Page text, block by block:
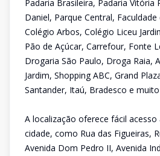
Padaria Brasileira, Padaria Vitória
Daniel, Parque Central,
Colégio Arbos, Colégio Liceu
Pão de Açúcar, Carrefour, Fonte
Drogaria São Paulo, Droga Raia,
Jardim, Shopping ABC, Grand
Santander, Itaú, Bradesco e
A localização oferece fácil acesso
cidade, como Rua das Figueiras,
Avenida Dom Pedro II, Avenida